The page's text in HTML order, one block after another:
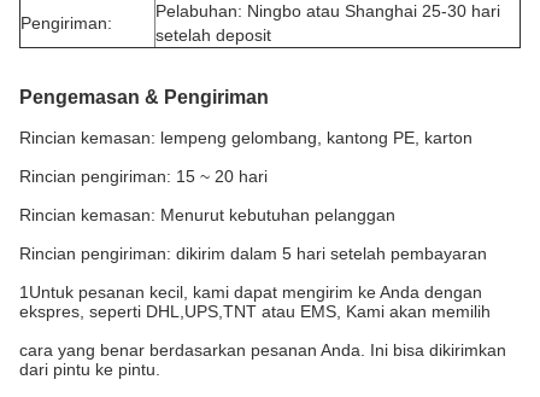
Pengiriman:
Pelabuhan: Ningbo atau Shanghai 25-30 hari
setelah deposit
Pengemasan & Pengiriman
Rincian kemasan: lempeng gelombang, kantong PE, karton
Rincian pengiriman: 15 ~ 20 hari
Rincian kemasan: Menurut kebutuhan pelanggan
Rincian pengiriman: dikirim dalam 5 hari setelah pembayaran
1Untuk pesanan kecil, kami dapat mengirim ke Anda dengan
ekspres, seperti DHL,UPS,TNT atau EMS, Kami akan memilih
cara yang benar berdasarkan pesanan Anda. Ini bisa dikirimkan
dari pintu ke pintu.